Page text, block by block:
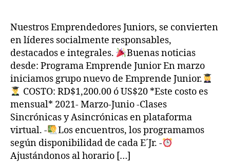
Nuestros Emprendedores Juniors, se convierten
en líderes socialmente responsables,
destacados e integrales.
Buenas noticias
desde: Programa Emprende Junior En marzo
iniciamos grupo nuevo de Emprende Junior.
COSTO: RD$1,200.00 ó US$20 *Este costo es
mensual* 2021- Marzo-Junio -Clases
Sincrónicas y Asincrónicas en plataforma
virtual. -
Los encuentros, los programamos
según disponibilidad de cada E´Jr. -
Ajustándonos al horario […]